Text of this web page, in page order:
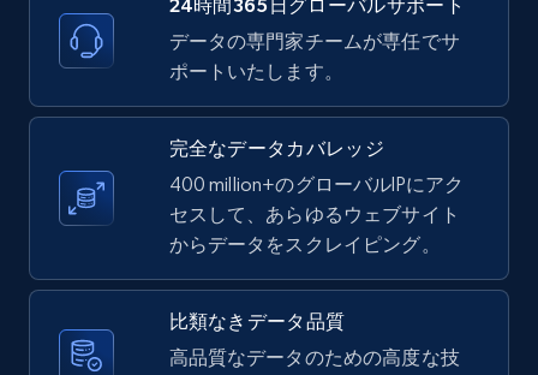
LinkedIn posts - Discover new posts
company URL
URL, ID, User id, Use url, Title, Headline, Post
text, Date posted, and more.
1.5K+ 無料トライアル
X (formerly Twitter) - Posts
24時間365日グローバルサポート
データの専門家チームが専任でサ
ポートいたします。
完全なデータカバレッジ
400 million+のグローバルIPにアク
セスして、あらゆるウェブサイト
からデータをスクレイピング。
比類なきデータ品質
高品質なデータのための高度な技